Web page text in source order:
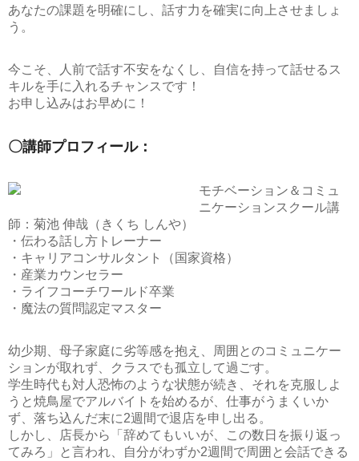
あなたの課題を明確にし、話す力を確実に向上させましょ
う。
今こそ、人前で話す不安をなくし、自信を持って話せるス
キルを手に入れるチャンスです！
お申し込みはお早めに！
〇講師プロフィール：
モチベーション＆コミュ
ニケーションスクール講
師：菊池 伸哉（きくち しんや）
・伝わる話し方トレーナー
・キャリアコンサルタント（国家資格）
・産業カウンセラー
・ライフコーチワールド卒業
・魔法の質問認定マスター
幼少期、母子家庭に劣等感を抱え、周囲とのコミュニケー
ションが取れず、クラスでも孤立して過ごす。
学生時代も対人恐怖のような状態が続き、それを克服しよ
うと焼鳥屋でアルバイトを始めるが、仕事がうまくいか
ず、落ち込んだ末に2週間で退店を申し出る。
しかし、店長から「辞めてもいいが、この数日を振り返っ
てみろ」と言われ、自分がわずか2週間で周囲と会話できる